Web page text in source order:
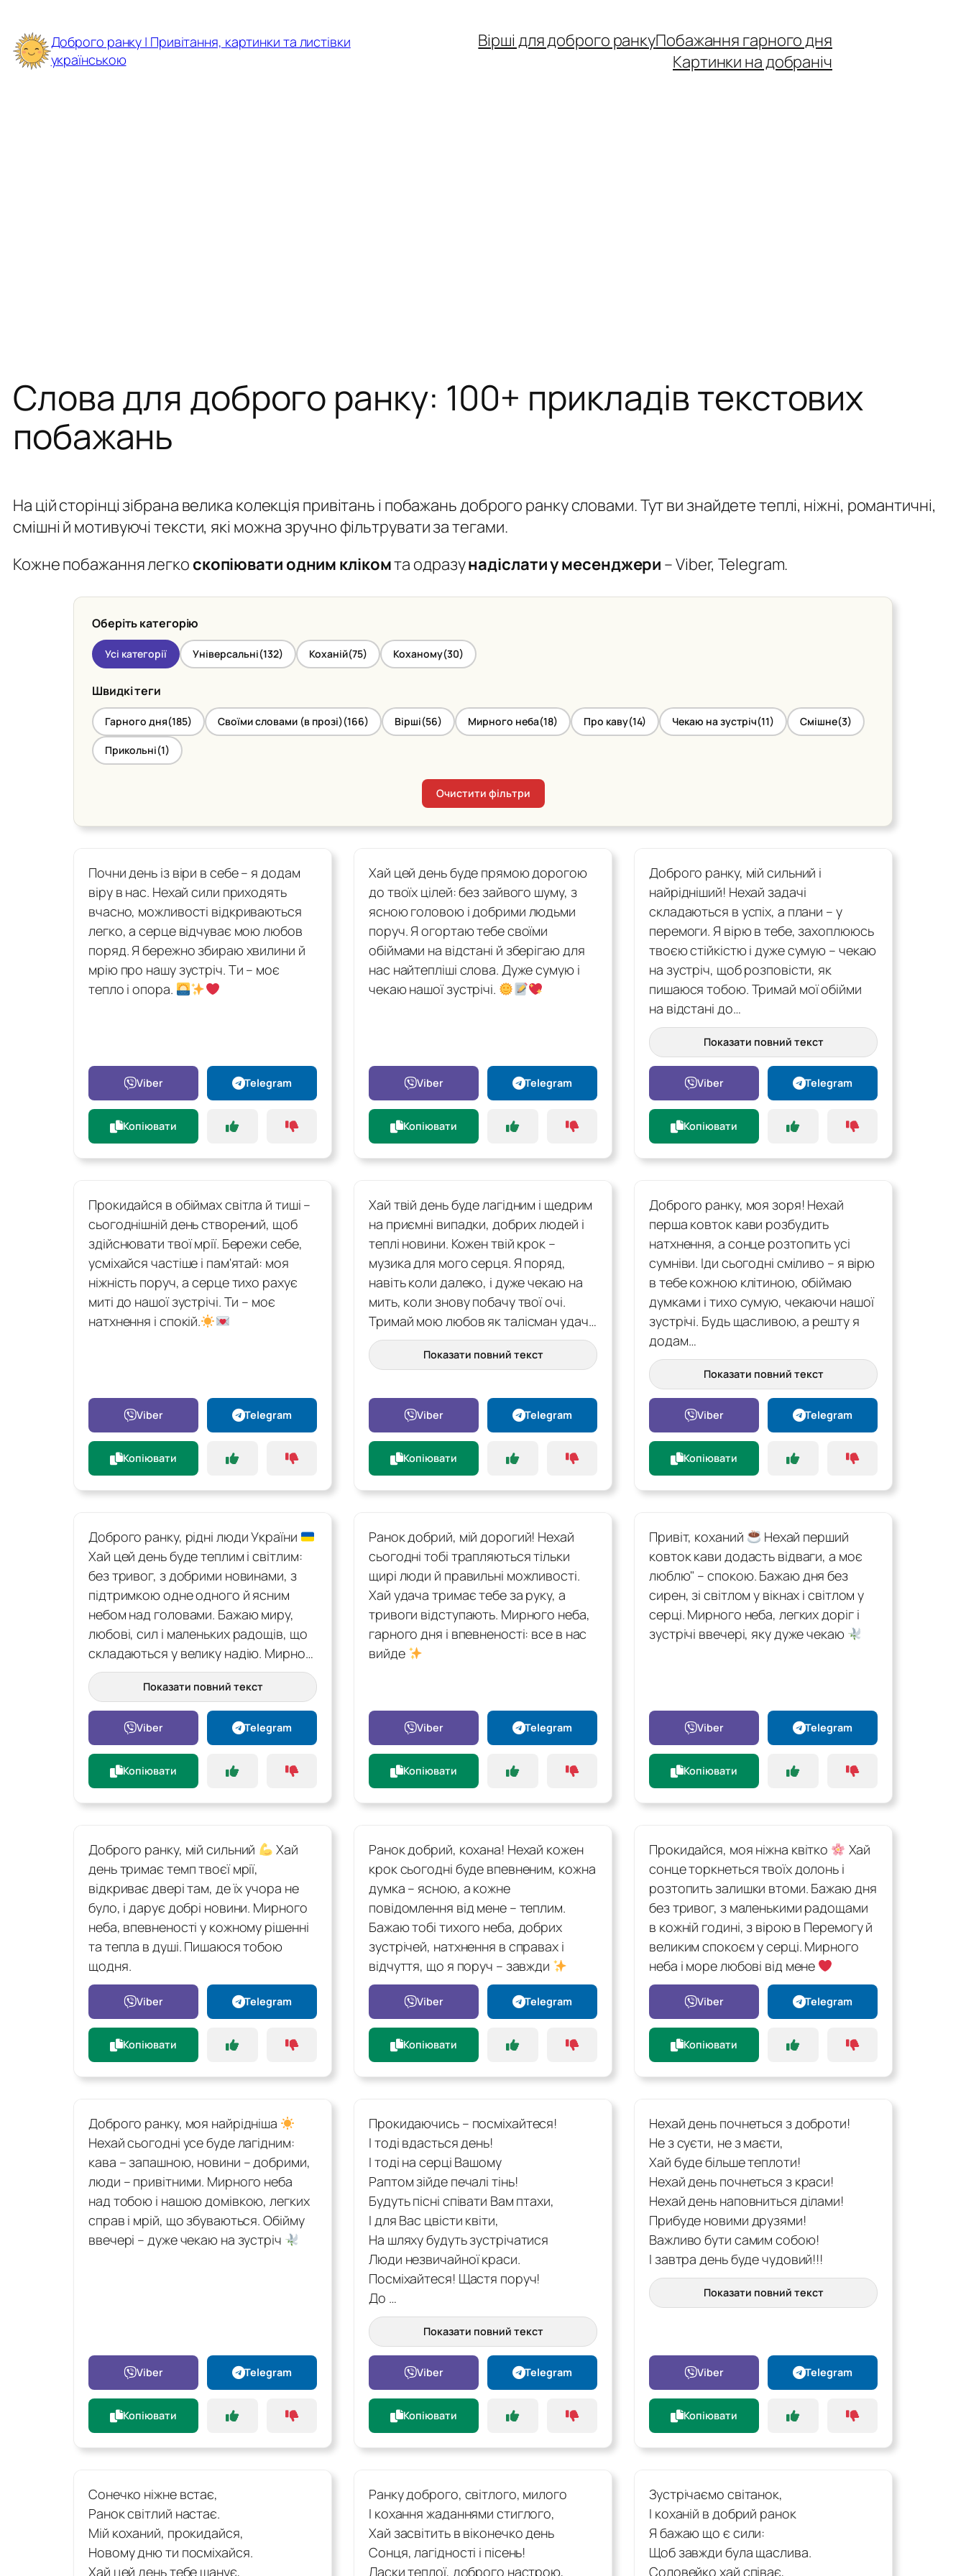
до
вмісту
Доброго ранку | Привітання, картинки та листівки
українською
Вірші для доброго ранкуПобажання гарного дня
Картинки на добраніч
Слова для доброго ранку: 100+ прикладів текстових
побажань
На цій сторінці зібрана велика колекція привітань і побажань доброго ранку словами. Тут ви знайдете теплі, ніжні, романтичні,
смішні й мотивуючі тексти, які можна зручно фільтрувати за тегами.
Кожне побажання легко скопіювати одним клікомта одразунадіслати у месенджери – Viber, Telegram.
Оберіть категорію
Усі категорії Універсальні(132) Коханій(75) Коханому(30)
Швидкі теги
Гарного дня(185) Своїми словами (в прозі)(166) Вірші(56) Мирного неба(18) Про каву(14) Чекаю на зустріч(11) Смішне(3)
Прикольні(1)
Очистити фільтри
Почни день із віри в себе – я додам
віру в нас. Нехай сили приходять
вчасно, можливості відкриваються
легко, а серце відчуває мою любов
поряд. Я бережно збираю хвилини й
мрію про нашу зустріч. Ти – моє
тепло і опора.
Viber Telegram
Копіювати
Хай цей день буде прямою дорогою
до твоїх цілей: без зайвого шуму, з
ясною головою і добрими людьми
поруч. Я огортаю тебе своїми
обіймами на відстані й зберігаю для
нас найтепліші слова. Дуже сумую і
чекаю нашої зустрічі.
Viber Telegram
Копіювати
Доброго ранку, мій сильний і
найрідніший! Нехай задачі
складаються в успіх, а плани – у
перемоги. Я вірю в тебе, захоплююсь
твоєю стійкістю і дуже сумую – чекаю
на зустріч, щоб розповісти, як
пишаюся тобою. Тримай мої обійми
на відстані до…
Показати повний текст
Viber Telegram
Копіювати
Прокидайся в обіймах світла й тиші –
сьогоднішній день створений, щоб
здійснювати твої мрії. Бережи себе,
усміхайся частіше і пам'ятай: моя
ніжність поруч, а серце тихо рахує
миті до нашої зустрічі. Ти – моє
натхнення і спокій.
Viber Telegram
Копіювати
Хай твій день буде лагідним і щедрим
на приємні випадки, добрих людей і
теплі новини. Кожен твій крок –
музика для мого серця. Я поряд,
навіть коли далеко, і дуже чекаю на
мить, коли знову побачу твої очі.
Тримай мою любов як талісман удач…
Показати повний текст
Viber Telegram
Копіювати
Доброго ранку, моя зоря! Нехай
перша ковток кави розбудить
натхнення, а сонце розтопить усі
сумніви. Іди сьогодні сміливо – я вірю
в тебе кожною клітиною, обіймаю
думками і тихо сумую, чекаючи нашої
зустрічі. Будь щасливою, а решту я
додам…
Показати повний текст
Viber Telegram
Копіювати
Доброго ранку, рідні люди України
Хай цей день буде теплим і світлим:
без тривог, з добрими новинами, з
підтримкою одне одного й ясним
небом над головами. Бажаю миру,
любові, сил і маленьких радощів, що
складаються у велику надію. Мирно…
Показати повний текст
Viber Telegram
Копіювати
Ранок добрий, мій дорогий! Нехай
сьогодні тобі трапляються тільки
щирі люди й правильні можливості.
Хай удача тримає тебе за руку, а
тривоги відступають. Мирного неба,
гарного дня і впевненості: все в нас
вийде
Viber Telegram
Копіювати
Привіт, коханий
Нехай перший
ковток кави додасть відваги, а моє
люблю" – спокою. Бажаю дня без
сирен, зі світлом у вікнах і світлом у
серці. Мирного неба, легких доріг і
зустрічі ввечері, яку дуже чекаю
Viber Telegram
Копіювати
Доброго ранку, мій сильний
Хай
день тримає темп твоєї мрії,
відкриває двері там, де їх учора не
було, і дарує добрі новини. Мирного
неба, впевненості у кожному рішенні
та тепла в душі. Пишаюся тобою
щодня.
Viber Telegram
Копіювати
Ранок добрий, кохана! Нехай кожен
крок сьогодні буде впевненим, кожна
думка – ясною, а кожне
повідомлення від мене – теплим.
Бажаю тобі тихого неба, добрих
зустрічей, натхнення в справах і
відчуття, що я поруч – завжди
Viber Telegram
Копіювати
Прокидайся, моя ніжна квітко
Хай
сонце торкнеться твоїх долонь і
розтопить залишки втоми. Бажаю дня
без тривог, з маленькими радощами
в кожній годині, з вірою в Перемогу й
великим спокоєм у серці. Мирного
неба і море любові від мене
Viber Telegram
Копіювати
Доброго ранку, моя найрідніша
Нехай сьогодні усе буде лагідним:
кава – запашною, новини – добрими,
люди – привітними. Мирного неба
над тобою і нашою домівкою, легких
справ і мрій, що збуваються. Обійму
ввечері – дуже чекаю на зустріч
Viber Telegram
Копіювати
Прокидаючись – посміхайтеся!
І тоді вдасться день!
І тоді на серці Вашому
Раптом зійде печалі тінь!
Будуть пісні співати Вам птахи,
І для Вас цвісти квіти,
На шляху будуть зустрічатися
Люди незвичайної краси.
Посміхайтеся! Щастя поруч!
До …
Показати повний текст
Viber Telegram
Копіювати
Нехай день почнеться з доброти!
Не з суєти, не з маєти,
Хай буде більше теплоти!
Нехай день почнеться з краси!
Нехай день наповниться ділами!
Прибуде новими друзями!
Важливо бути самим собою!
І завтра день буде чудовий!!!
Показати повний текст
Viber Telegram
Копіювати
Сонечко ніжне встає,
Ранок світлий настає.
Мій коханий, прокидайся,
Новому дню ти посміхайся.
Хай цей день тебе шанує,
Ранку доброго, світлого, милого
І кохання жаданнями стиглого,
Хай засвітить в віконечко день
Сонця, лагідності і пісень!
Ласки теплої, доброго настрою,
Зустрічаємо світанок,
І коханій в добрий ранок
Я бажаю що є сили:
Щоб завжди була щаслива.
Соловейко хай співає,